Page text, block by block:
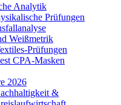
Analytik
Prüfungen
Weißmetrik
Prüfungen
CPA-Masken
2026
&